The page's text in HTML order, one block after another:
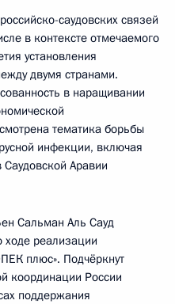
саудовских связей
в контексте отмечаемого
установления
двумя странами.
в наращивании
тематика борьбы
инфекции, включая
Аравии
Сальман Аль Сауд
реализации
плюс». Подчёркнут
координации России
поддержания